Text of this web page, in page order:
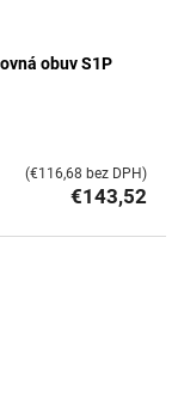
obuv S1P
€143,52
(€116,68 bez DPH)